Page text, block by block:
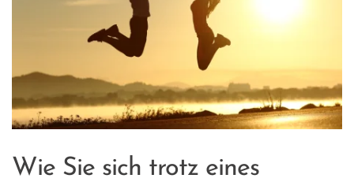
Wie Sie sich trotz eines